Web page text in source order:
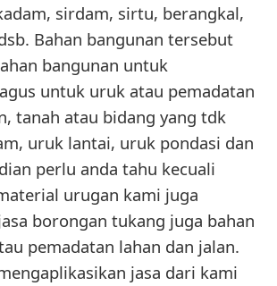
sirdam, sirtu, berangkal,
Bahan bangunan tersebut
bangunan untuk
untuk uruk atau pemadatan
tanah atau bidang yang tdk
uruk lantai, uruk pondasi dan
perlu anda tahu kecuali
urugan kami juga
borongan tukang juga bahan
pemadatan lahan dan jalan.
jasa dari kami